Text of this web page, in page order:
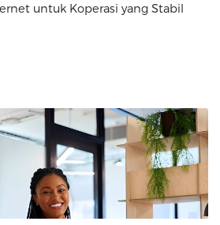
untuk Koperasi yang Stabil